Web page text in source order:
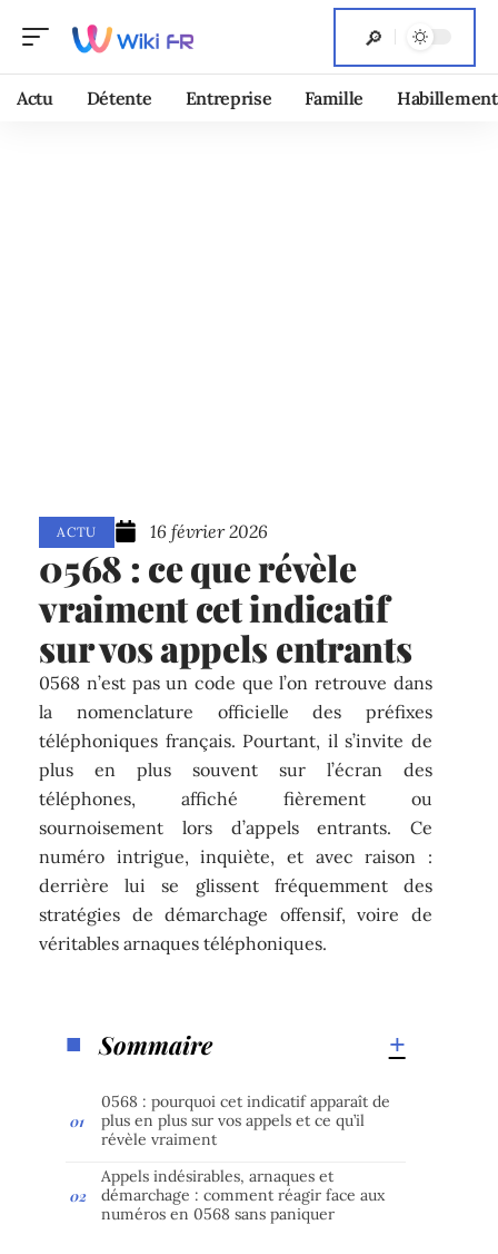
Actu Détente Entreprise Famille Habillement
ACTU 16 février 2026
0568 : ce que révèle
vraiment cet indicatif
sur vos appels entrants
0568 n’est pas un code que l’on retrouve dans
la nomenclature officielle des préfixes
téléphoniques français. Pourtant, il s’invite de
plus en plus souvent sur l’écran des
téléphones, affiché fièrement ou
sournoisement lors d’appels entrants. Ce
numéro intrigue, inquiète, et avec raison :
derrière lui se glissent fréquemment des
stratégies de démarchage offensif, voire de
véritables arnaques téléphoniques.
Sommaire
0568 : pourquoi cet indicatif apparaît de
plus en plus sur vos appels et ce qu’il
révèle vraiment
Appels indésirables, arnaques et
démarchage : comment réagir face aux
numéros en 0568 sans paniquer